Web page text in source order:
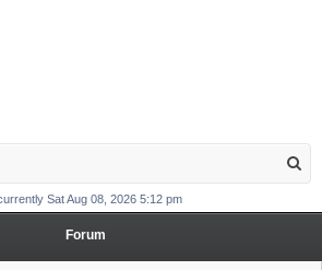
a
Sat Aug 08, 2026 5:12 pm
Forum